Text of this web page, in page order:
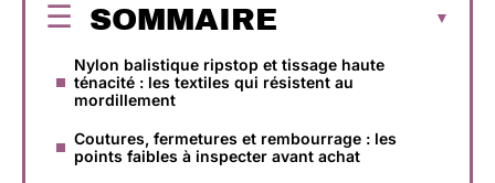
SOMMAIRE
Nylon balistique ripstop et tissage haute
ténacité : les textiles qui résistent au
mordillement
Coutures, fermetures et rembourrage : les
points faibles à inspecter avant achat